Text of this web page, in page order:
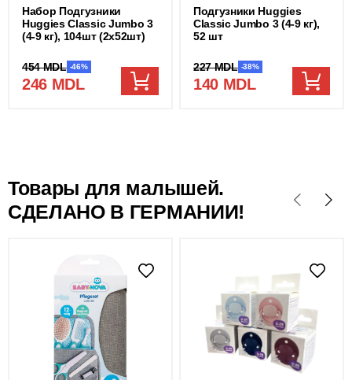
Набор Подгузники
Huggies Classic Jumbo 3
(4-9 кг), 104шт (2x52шт)
246 MDL
454 MDL -46%
Подгузники Huggies
Classic Jumbo 3 (4-9 кг),
52 шт
140 MDL
227 MDL -38%
Товары для малышей.
СДЕЛАНО В ГЕРМАНИИ!